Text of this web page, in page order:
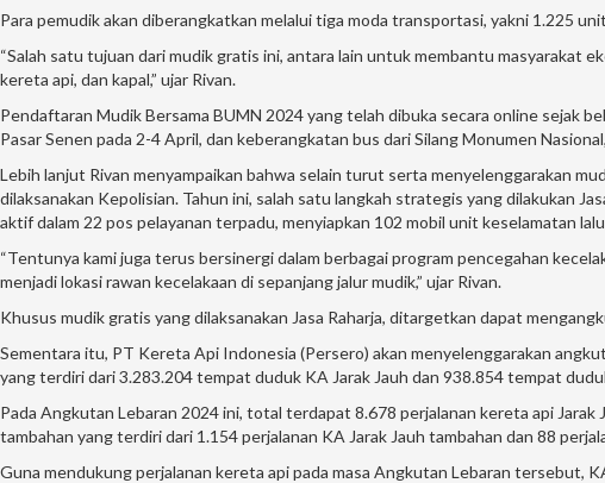
Para pemudik akan diberangkatkan melalui tiga moda transportasi, yakni 1.225
“Salah satu tujuan dari mudik gratis ini, antara lain untuk membantu masyarakat
kereta api, dan kapal,” ujar Rivan.
Pendaftaran Mudik Bersama BUMN 2024 yang telah dibuka secara online sejak
Pasar Senen pada 2-4 April, dan keberangkatan bus dari Silang Monumen
Lebih lanjut Rivan menyampaikan bahwa selain turut serta menyelenggarakan
dilaksanakan Kepolisian. Tahun ini, salah satu langkah strategis yang dilakukan
aktif dalam 22 pos pelayanan terpadu, menyiapkan 102 mobil unit keselamatan
“Tentunya kami juga terus bersinergi dalam berbagai program pencegahan
menjadi lokasi rawan kecelakaan di sepanjang jalur mudik,” ujar Rivan.
Khusus mudik gratis yang dilaksanakan Jasa Raharja, ditargetkan dapat
Sementara itu, PT Kereta Api Indonesia (Persero) akan menyelenggarakan
yang terdiri dari 3.283.204 tempat duduk KA Jarak Jauh dan 938.854 tempat
Pada Angkutan Lebaran 2024 ini, total terdapat 8.678 perjalanan kereta api
tambahan yang terdiri dari 1.154 perjalanan KA Jarak Jauh tambahan dan 88
Guna mendukung perjalanan kereta api pada masa Angkutan Lebaran tersebut,